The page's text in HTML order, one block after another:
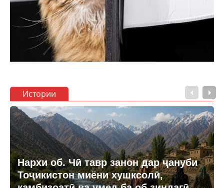
Истории
Нархи об. Чӣ тавр занон дар ҷануби
Тоҷикистон миёни хушксолӣ,